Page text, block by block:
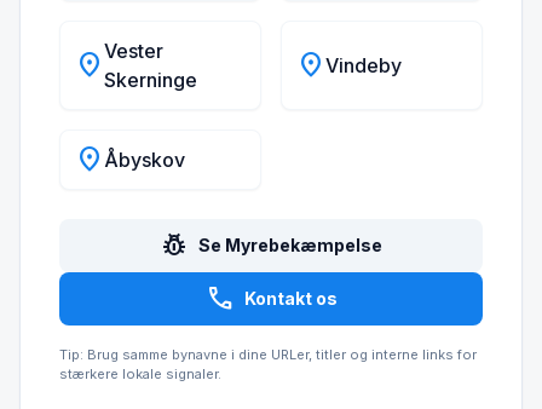
location_on Vester
Skerninge
location_on Vindeby
location_on Åbyskov
pest_control Se Myrebekæmpelse
call Kontakt os
Tip: Brug samme bynavne i dine URLer, titler og interne links for
stærkere lokale signaler.